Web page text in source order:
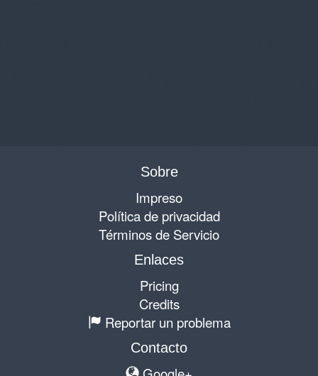
Sobre
Impreso
Política de privacidad
Términos de Servicio
Enlaces
Pricing
Credits
Reportar un problema
Contacto